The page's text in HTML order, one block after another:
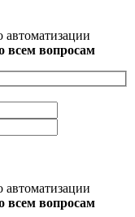
всем вопросам
всем вопросам